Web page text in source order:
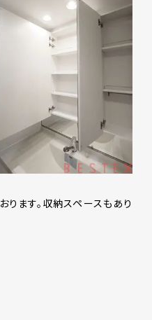
ます。収納スペースもあり